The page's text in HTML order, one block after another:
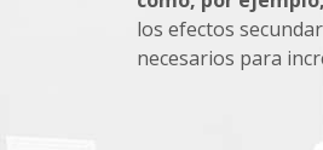
los efectos
necesarios para